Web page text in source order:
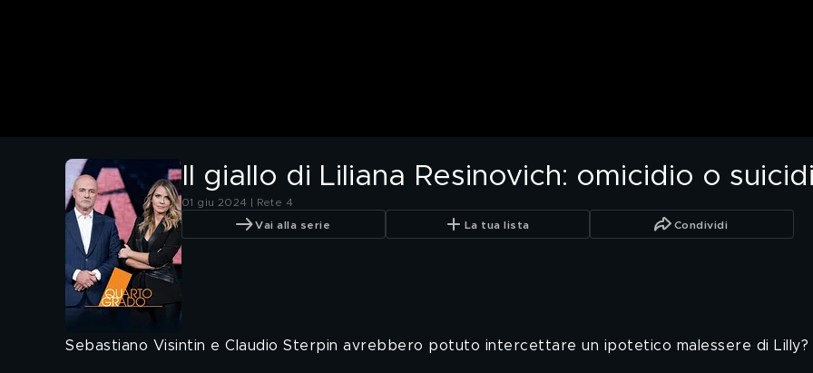
Il giallo di Liliana Resinovich: omicidio o
01 giu 2024 | Rete 4
Vai alla serie La tua lista Condividi
Sebastiano Visintin e Claudio Sterpin avrebbero potuto intercettare un ipotetico malessere di Lilly?